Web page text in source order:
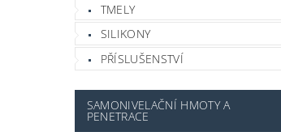
TMELY
SILIKONY
PŘÍSLUŠENSTVÍ
SAMONIVELAČNÍ HMOTY A
PENETRACE